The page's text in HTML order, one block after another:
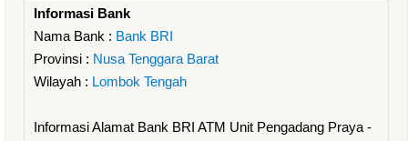
Informasi Bank
Nama Bank : Bank BRI
Provinsi : Nusa Tenggara Barat
Wilayah : Lombok Tengah
Informasi Alamat Bank BRI ATM Unit Pengadang Praya -